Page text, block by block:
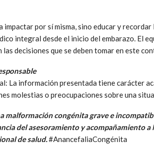
impactar por sí misma, sino educar y
integral desde el inicio del embarazo. El
las decisiones que se deben tomar en este
La información presentada tiene carácter
molestias o preocupaciones sobre una
malformación congénita grave e
del asesoramiento y acompañamiento
de salud.#AnancefaliaCongénita